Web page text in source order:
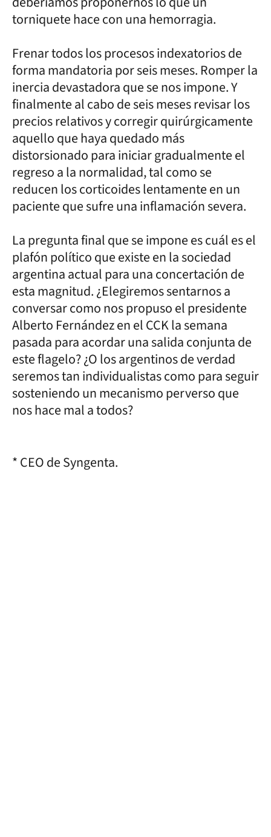
torniquete hace con una hemorragia.
Frenar todos los procesos indexatorios de
forma mandatoria por seis meses. Romper la
inercia devastadora que se nos impone. Y
finalmente al cabo de seis meses revisar los
precios relativos y corregir quirúrgicamente
aquello que haya quedado más
distorsionado para iniciar gradualmente el
regreso a la normalidad, tal como se
reducen los corticoides lentamente en un
paciente que sufre una inflamación severa.
La pregunta final que se impone es cuál es el
plafón político que existe en la sociedad
argentina actual para una concertación de
esta magnitud. ¿Elegiremos sentarnos a
conversar como nos propuso el presidente
Alberto Fernández en el CCK la semana
pasada para acordar una salida conjunta de
este flagelo? ¿O los argentinos de verdad
seremos tan individualistas como para seguir
sosteniendo un mecanismo perverso que
nos hace mal a todos?
* CEO de Syngenta.